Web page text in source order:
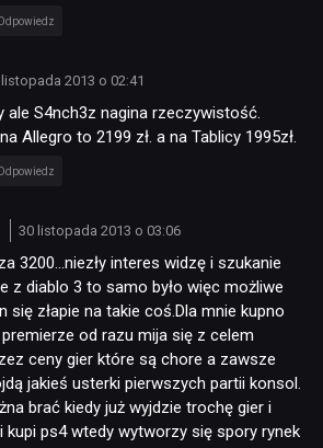
2013 o 02:41
ale S4nch3z nagina rzeczywistość.
Allegro to 2199 zł. a na Tablicy 1995zł.
30 listopada 2013 o 03:06
3200…niezły interes widzę i szukanie
z diablo 3 to samo było więc możliwe
się złapie na takie coś.Dla mnie kupno
od razu mija się z celem
ceny gier które są chore a zawsze
jakieś usterki pierwszych partii konsol.
brać kiedy już wyjdzie trochę gier i
kupi ps4 wtedy wytworzy się spory rynek